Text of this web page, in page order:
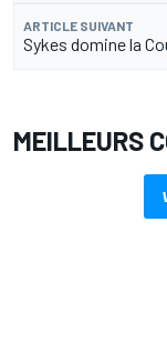
ARTICLE SUIVANT
Sykes domine la
MEILLEURS